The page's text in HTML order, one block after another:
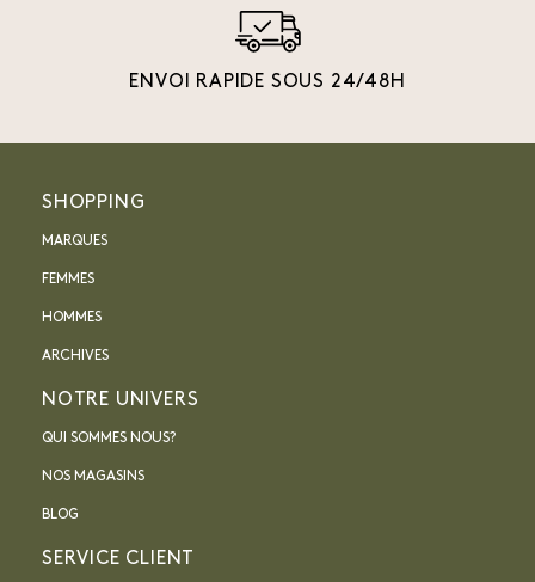
ENVOI RAPIDE SOUS 24/48H
SHOPPING
MARQUES
FEMMES
HOMMES
ARCHIVES
NOTRE UNIVERS
QUI SOMMES NOUS?
NOS MAGASINS
BLOG
SERVICE CLIENT